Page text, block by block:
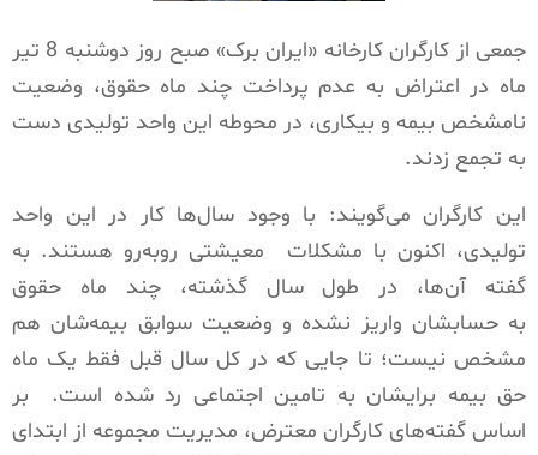
جمعی از کارگران کارخانه «ایران برک» صبح روز دوشنبه 8 تیر
ماه در اعتراض به عدم پرداخت چند ماه حقوق، وضعیت
نامشخص بیمه و بیکاری، در محوطه این واحد تولیدی دست
به تجمع زدند.
این کارگران می‌گویند: با وجود سال‌ها کار در این واحد
تولیدی، اکنون با مشکلات معیشتی روبه‌رو هستند. به
گفته آن‌ها، در طول سال گذشته، چند ماه حقوق
به حسابشان واریز نشده و وضعیت سوابق بیمه‌شان هم
مشخص نیست؛ تا جایی که در کل سال قبل فقط یک ماه
حق بیمه برایشان به تامین اجتماعی رد شده است. بر
اساس گفته‌های کارگران معترض، مدیریت مجموعه از ابتدای